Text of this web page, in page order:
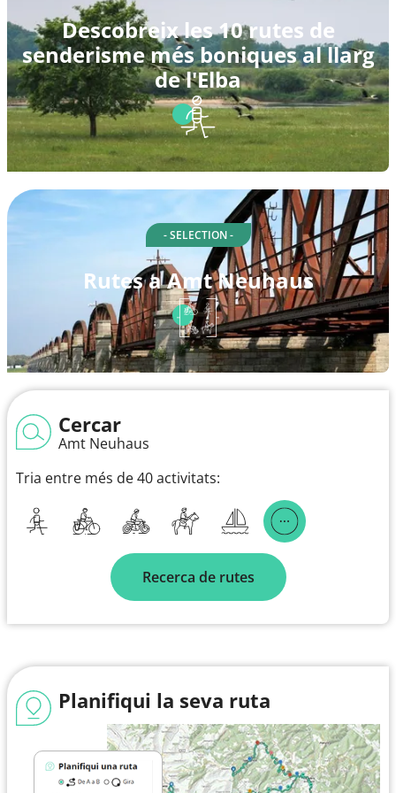
Descobreix les 10 rutes de
senderisme més boniques al llarg
de l'Elba
- SELECTION -
Rutes a Amt Neuhaus
Cercar
Amt Neuhaus
Tria entre més de 40 activitats:
Recerca de rutes
Planifiqui la seva ruta